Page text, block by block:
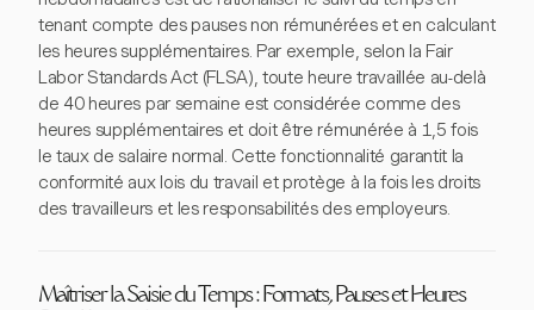
tenant compte des pauses non rémunérées et en calculant
les heures supplémentaires. Par exemple, selon la Fair
Labor Standards Act (FLSA), toute heure travaillée au-delà
de 40 heures par semaine est considérée comme des
heures supplémentaires et doit être rémunérée à 1,5 fois
le taux de salaire normal. Cette fonctionnalité garantit la
conformité aux lois du travail et protège à la fois les droits
des travailleurs et les responsabilités des employeurs.
Maîtriser la Saisie du Temps : Formats, Pauses et Heures